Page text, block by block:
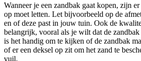
Wanneer je een zandbak gaat kopen, zijn
op moet letten. Let bijvoorbeeld op de
en of deze past in jouw tuin. Ook de
belangrijk, vooral als je wilt dat de zandbak
is het handig om te kijken of de zandbak
of er een deksel op zit om het zand te
vuil.